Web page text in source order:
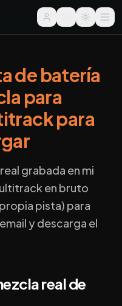
de batería
para
para
grabada en mi
en bruto
pista) para
y descarga el
real de